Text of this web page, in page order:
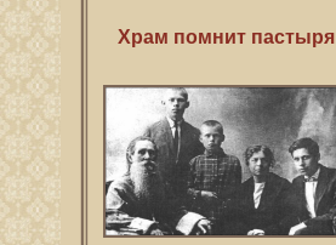
Храм помнит пастыря